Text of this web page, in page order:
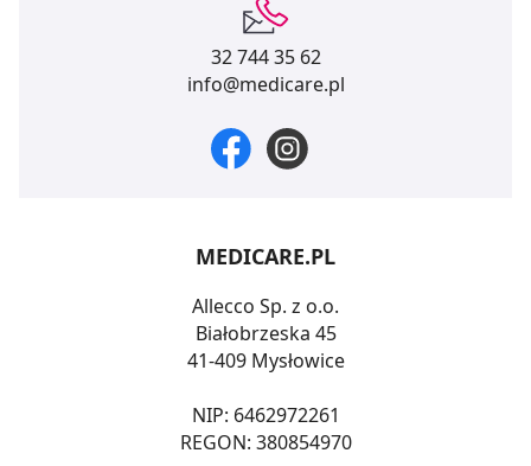
32 744 35 62
info@medicare.pl
MEDICARE.PL
Allecco Sp. z o.o.
Białobrzeska 45
41-409 Mysłowice
NIP: 6462972261
REGON: 380854970